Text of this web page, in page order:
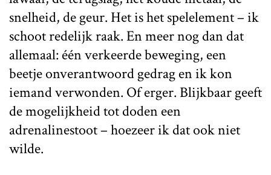
snelheid, de geur. Het is het spelelement – ik
schoot redelijk raak. En meer nog dan dat
allemaal: één verkeerde beweging, een
beetje onverantwoord gedrag en ik kon
iemand verwonden. Of erger. Blijkbaar geeft
de mogelijkheid tot doden een
adrenalinestoot – hoezeer ik dat ook niet
wilde.